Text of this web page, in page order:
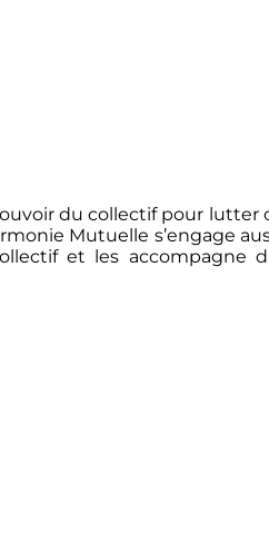
du collectif pour lutter
Mutuelle s’engage
et les accompagne